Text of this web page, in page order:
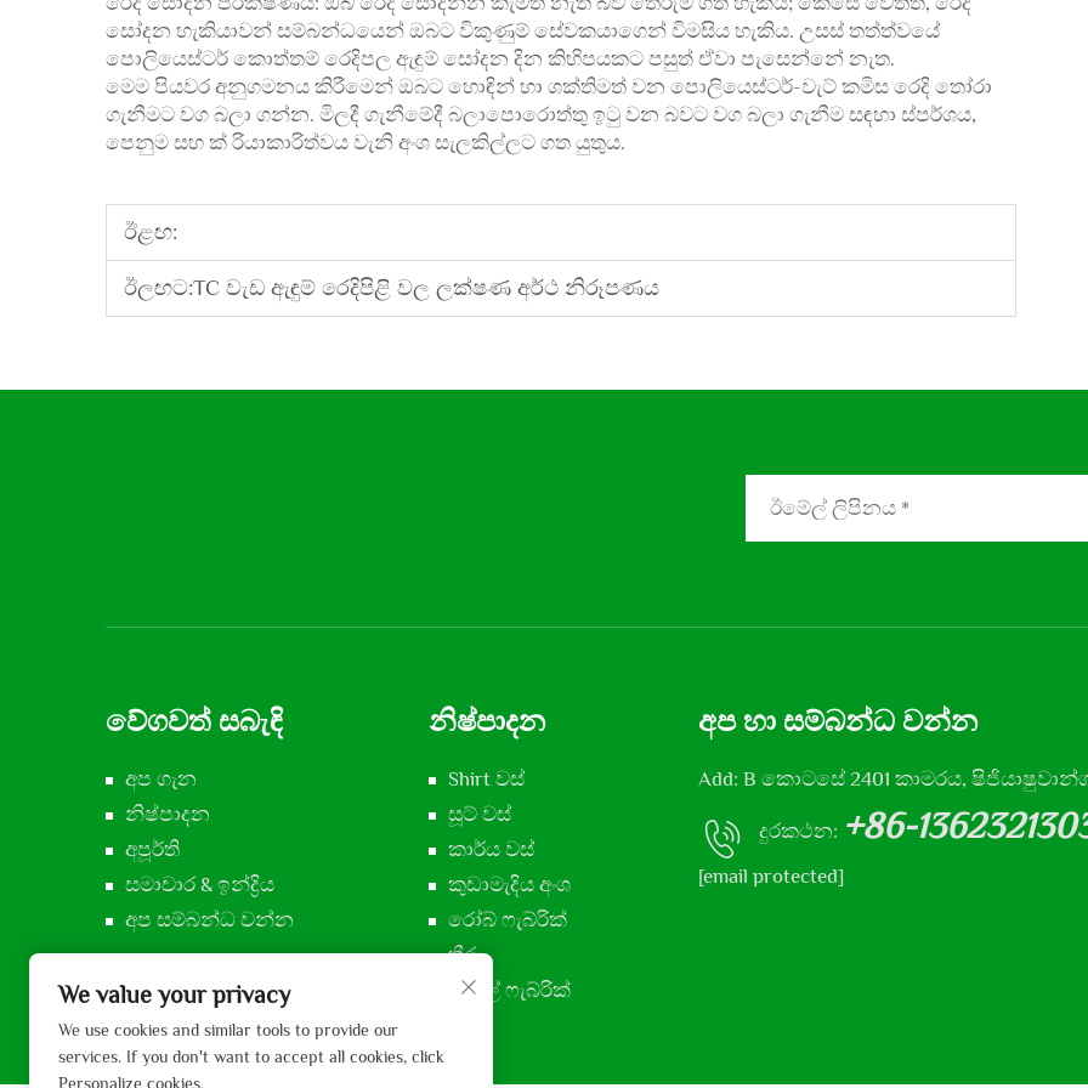
සෝදන හැකියාවන් සම්බන්ධයෙන් ඔබට විකුණුම් සේවකයාගෙන් විමසිය හැකිය. උසස් තත්ත්වයේ
පොලියෙස්ටර් කොත්තම් රෙදිපල ඇඳුම් සෝදන දින කිහිපයකට පසුත් ඒවා පැසෙන්නේ නැත.
මෙම පියවර අනුගමනය කිරීමෙන් ඔබට හොඳින් හා ශක්තිමත් වන පොලියෙස්ටර්-වැට් කමිස රෙදි තෝරා
ගැනීමට වග බලා ගන්න. මිලදී ගැනීමේදී බලාපොරොත්තු ඉටු වන බවට වග බලා ගැනීම සඳහා ස්පර්ශය,
පෙනුම සහ ක් රියාකාරිත්වය වැනි අංශ සැලකිල්ලට ගත යුතුය.
ඊළඟ:
ඊලඟට:TC වැඩ ඇඳුම් රෙදිපිළි වල ලක්ෂණ අර්ථ නිරූපණය
වේගවත් සබැඳි
අප ගැන
නිෂ්පාදන
අපූර්ති
සමාචාර & ඉන්ද්‍රිය
අප සම්බන්ධ වන්න
නිෂ්පාදන
Shirt වස්
සූට් වස්
කාර්ය වස්
කුඩාමැදිය අංශ
රෝබ් ෆැබ්රික්
තීරු
වෝල් ෆැබ්රික්
අප හා සම්බන්ධ වන්න
Add: B කොටසේ 2401 කාමරය,
දුරකථන: +86-
[email protected]
We value your privacy
We use cookies and similar tools to provide our
services. If you don't want to accept all cookies, click
Personalize cookies.